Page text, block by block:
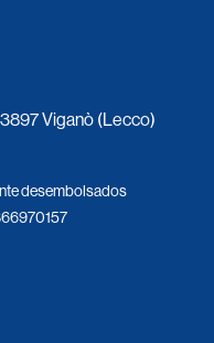
Viganò (Lecco)
desembolsados